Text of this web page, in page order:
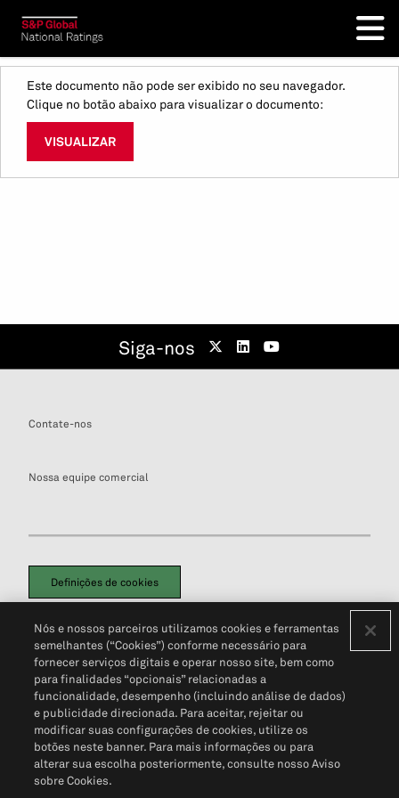
Este documento não pode ser exibido no seu navegador.
Clique no botão abaixo para visualizar o documento:
VISUALIZAR
Siga-nos
Contate-nos
Nossa equipe comercial
Definições de cookies
Política de PrivacidadePortal de privacidade do cliente (em inglês)
Não Venda Minhas Informações Pessoais© 2026 S&P Global
Nós e nossos parceiros utilizamos cookies e ferramentas
semelhantes (“Cookies”) conforme necessário para
fornecer serviços digitais e operar nosso site, bem como
para finalidades “opcionais” relacionadas a
funcionalidade, desempenho (incluindo análise de dados)
e publicidade direcionada. Para aceitar, rejeitar ou
modificar suas configurações de cookies, utilize os
botões neste banner. Para mais informações ou para
alterar sua escolha posteriormente, consulte nosso Aviso
sobre Cookies.